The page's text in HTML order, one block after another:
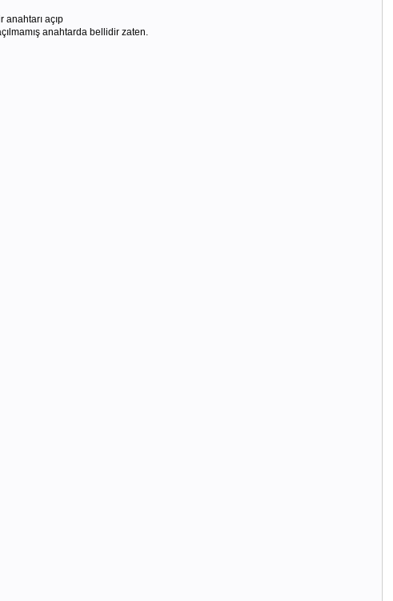
anahtarı açıp
anahtarda bellidir zaten.